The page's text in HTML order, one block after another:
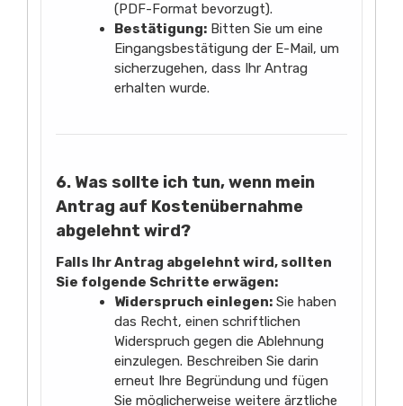
(PDF-Format bevorzugt).
Bestätigung: Bitten Sie um eine
Eingangsbestätigung der E-Mail, um
sicherzugehen, dass Ihr Antrag
erhalten wurde.
6. Was sollte ich tun, wenn mein
Antrag auf Kostenübernahme
abgelehnt wird?
Falls Ihr Antrag abgelehnt wird, sollten
Sie folgende Schritte erwägen:
Widerspruch einlegen: Sie haben
das Recht, einen schriftlichen
Widerspruch gegen die Ablehnung
einzulegen. Beschreiben Sie darin
erneut Ihre Begründung und fügen
Sie möglicherweise weitere ärztliche